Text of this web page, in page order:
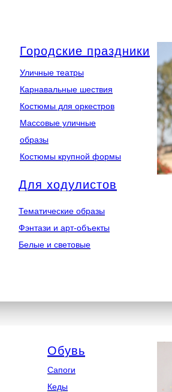
Уличные театры
Карнавальные шествия
Костюмы для оркестров
Массовые уличные
образы
Костюмы крупной формы
Городские праздники
Тематические образы
Фэнтази и арт-объекты
Белые и световые
Для ходулистов
Обувь
Сапоги
Кеды